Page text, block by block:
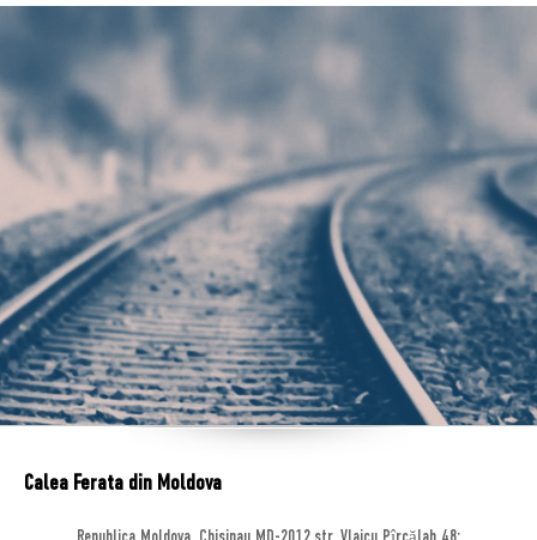
Calea Ferata din Moldova